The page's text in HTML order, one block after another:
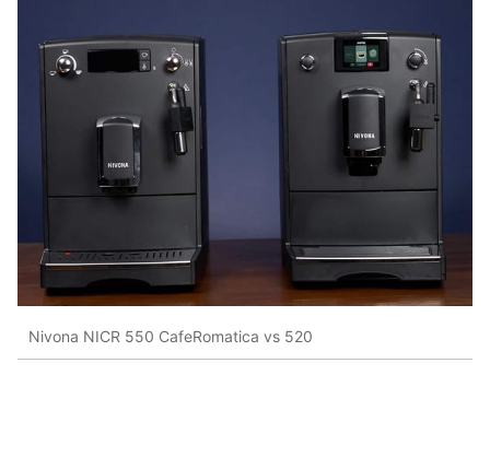
Nivona NICR 550 CafeRomatica vs 520